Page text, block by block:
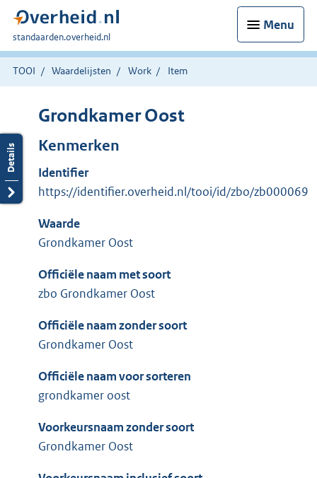
Menu
U
bent
hier:
standaarden.overheid.nl
TOOI Waardelijsten Work Item
Grondkamer Oost
Kenmerken
Identifier
https://identifier.overheid.nl/tooi/id/zbo/zb000069
Waarde
Grondkamer Oost
Officiële naam met soort
zbo Grondkamer Oost
Officiële naam zonder soort
Grondkamer Oost
Officiële naam voor sorteren
grondkamer oost
Voorkeursnaam zonder soort
Grondkamer Oost